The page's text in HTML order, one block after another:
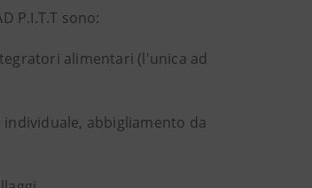
P.I.T.T sono:
alimentari (l'unica ad
abbigliamento da